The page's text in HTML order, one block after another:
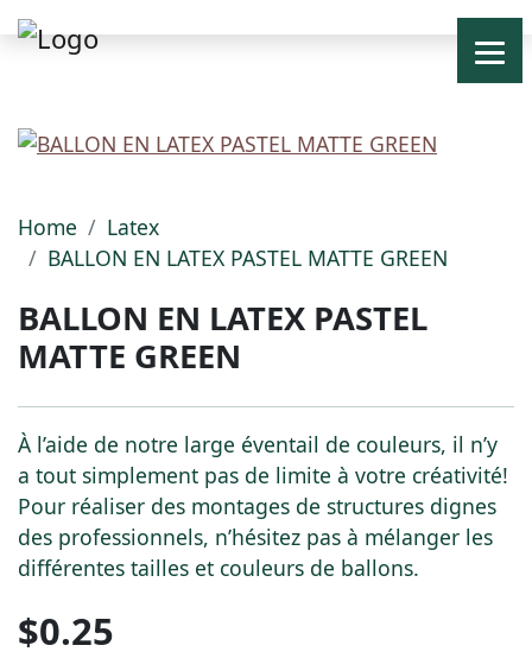
Home
Latex
BALLON EN LATEX PASTEL MATTE GREEN
BALLON EN LATEX PASTEL
MATTE GREEN
À l’aide de notre large éventail de couleurs, il n’y
a tout simplement pas de limite à votre créativité!
Pour réaliser des montages de structures dignes
des professionnels, n’hésitez pas à mélanger les
différentes tailles et couleurs de ballons.
$0.25